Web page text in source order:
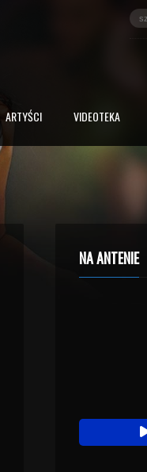
ARTYŚCI VIDEOTEKA
NA ANTENIE